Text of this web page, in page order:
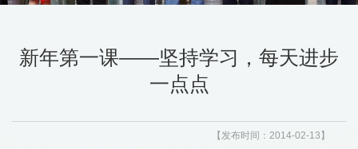
新年第一课——坚持学习，每天进步
一点点
【发布时间：2014-02-13】